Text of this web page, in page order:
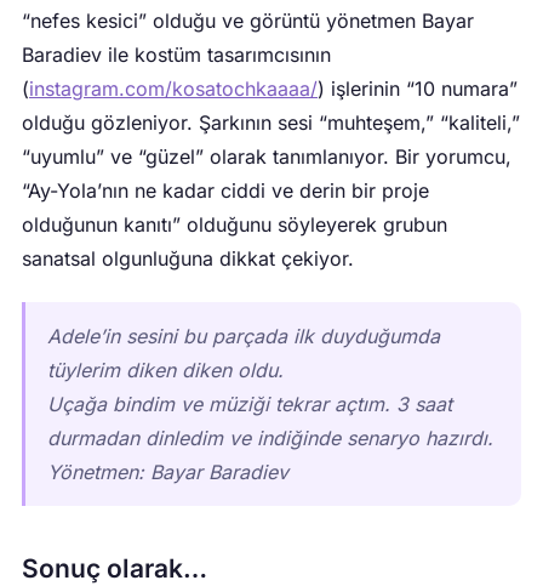
“nefes kesici” olduğu ve görüntü yönetmen Bayar
Baradiev ile kostüm tasarımcısının
(instagram.com/kosatochkaaaa/) işlerinin “10 numara”
olduğu gözleniyor. Şarkının sesi “muhteşem,” “kaliteli,”
“uyumlu” ve “güzel” olarak tanımlanıyor. Bir yorumcu,
“Ay-Yola’nın ne kadar ciddi ve derin bir proje
olduğunun kanıtı” olduğunu söyleyerek grubun
sanatsal olgunluğuna dikkat çekiyor.
Adele’in sesini bu parçada ilk duyduğumda
tüylerim diken diken oldu.
Uçağa bindim ve müziği tekrar açtım. 3 saat
durmadan dinledim ve indiğinde senaryo hazırdı.
Yönetmen: Bayar Baradiev
Sonuç olarak…